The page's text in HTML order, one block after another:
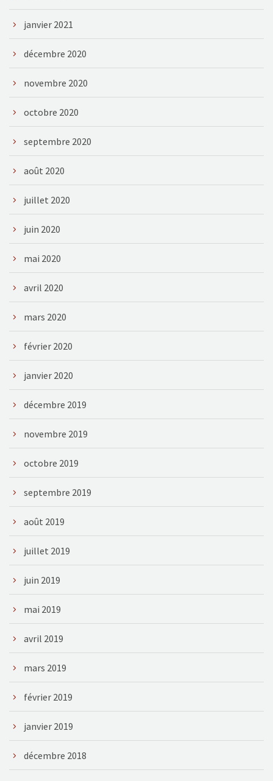
janvier 2021
décembre 2020
novembre 2020
octobre 2020
septembre 2020
août 2020
juillet 2020
juin 2020
mai 2020
avril 2020
mars 2020
février 2020
janvier 2020
décembre 2019
novembre 2019
octobre 2019
septembre 2019
août 2019
juillet 2019
juin 2019
mai 2019
avril 2019
mars 2019
février 2019
janvier 2019
décembre 2018